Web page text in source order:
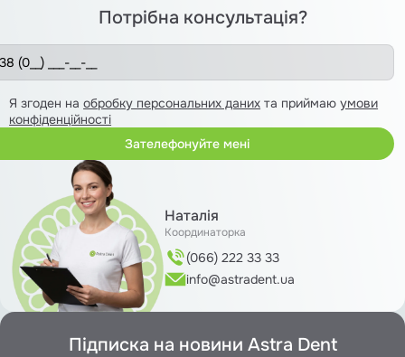
Потрібна консультація?
Я згоден наобробку персональних даних та приймаюумови
конфіденційності
Наталія
Координаторка
(066) 222 33 33
info@astradent.ua
Підписка на новини Astra Dent